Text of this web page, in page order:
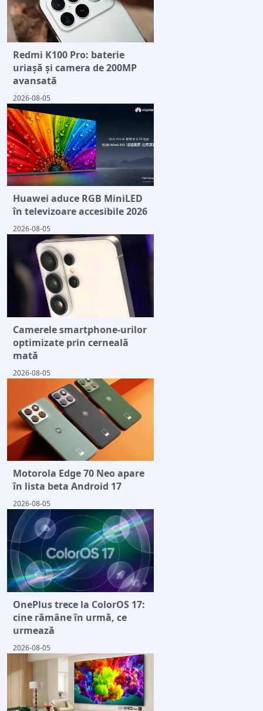
Redmi K100 Pro: baterie
uriașă și camera de 200MP
avansată
2026-08-05
Huawei aduce RGB MiniLED
în televizoare accesibile 2026
2026-08-05
Camerele smartphone-urilor
optimizate prin cerneală
mată
2026-08-05
Motorola Edge 70 Neo apare
în lista beta Android 17
2026-08-05
OnePlus trece la ColorOS 17:
cine rămâne în urmă, ce
urmează
2026-08-05